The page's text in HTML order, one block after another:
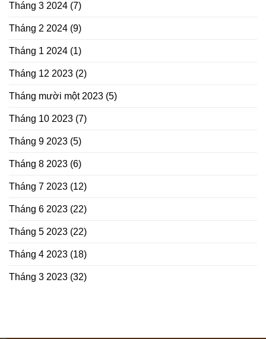
Tháng 3 2024 (7)
Tháng 2 2024 (9)
Tháng 1 2024 (1)
Tháng 12 2023 (2)
Tháng mười một 2023 (5)
Tháng 10 2023 (7)
Tháng 9 2023 (5)
Tháng 8 2023 (6)
Tháng 7 2023 (12)
Tháng 6 2023 (22)
Tháng 5 2023 (22)
Tháng 4 2023 (18)
Tháng 3 2023 (32)